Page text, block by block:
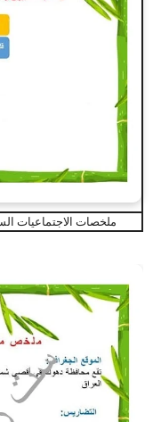
ملخصات الاجتماعيات